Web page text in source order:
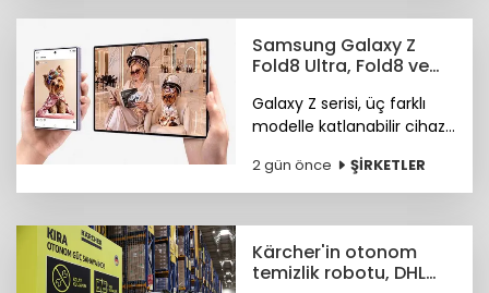
önde olduğunu öne
çıkardı.
Samsung Galaxy Z
Fold8 Ultra, Fold8 ve
marketlerde
Galaxy Z serisi, üç farklı
modelle katlanabilir cihaz
sayfa açıyor.
2 gün önce ŞİRKETLER
Kärcher'in otonom
temizlik robotu, DHL